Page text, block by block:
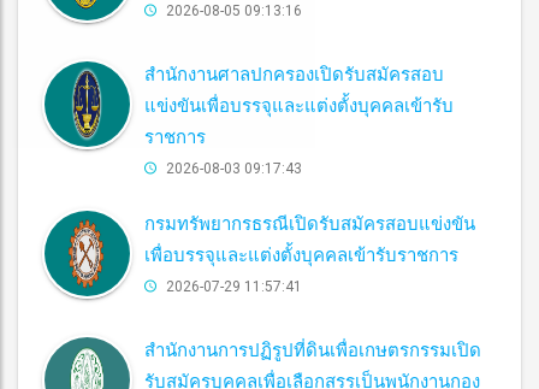
2026-08-05 09:13:16
สำนักงานศาลปกครองเปิดรับสมัครสอบ
แข่งขันเพื่อบรรจุและแต่งตั้งบุคคลเข้ารับ
ราชการ
2026-08-03 09:17:43
กรมทรัพยากรธรณีเปิดรับสมัครสอบแข่งขัน
เพื่อบรรจุและแต่งตั้งบุคคลเข้ารับราชการ
2026-07-29 11:57:41
สำนักงานการปฏิรูปที่ดินเพื่อเกษตรกรรมเปิด
รับสมัครบุคคลเพื่อเลือกสรรเป็นพนักงานกอง